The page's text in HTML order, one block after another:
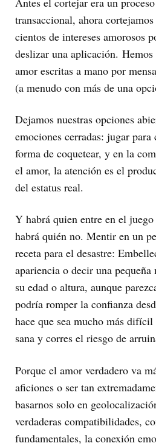
transaccional, ahora cortejamos
cientos de intereses amorosos
deslizar una aplicación.
amor escritas a mano por
(a menudo con más de una
Dejamos nuestras opciones
emociones cerradas: jugar para
forma de coquetear, y en la
el amor, la atención es el
del estatus real.
Y habrá quien entre en el
habrá quién no. Mentir en un
receta para el desastre:
apariencia o decir una
su edad o altura, aunque
podría romper la confianza
hace que sea mucho más
sana y corres el riesgo de
Porque el amor verdadero va
aficiones o ser tan
basarnos solo en
verdaderas compatibilidades,
fundamentales, la conexión